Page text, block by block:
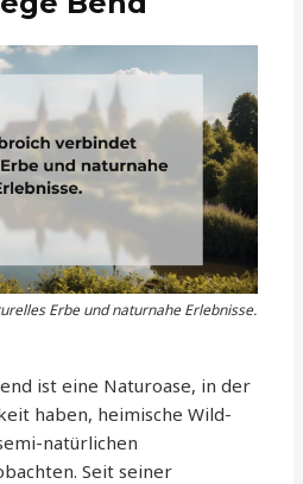
Erbe und naturnahe Erlebnisse.
ist eine Naturoase, in der
haben, heimische Wild-
natürlichen
Seit seiner